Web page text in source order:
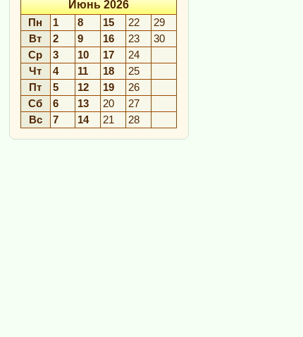
Июнь 2026
Пн 1 8 15 22
29
Вт
2 9 16 23
30
Ср
3 10 17
24
Чт
4 11 18
25
Пт
5 12 19
26
Сб
6 13 20
27
Вс
7 14 21 28